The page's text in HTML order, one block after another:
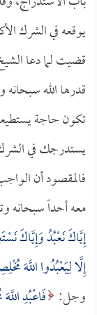
يوقعه في الشرك
قضيت لما دعا
قدرها الله
تكون حاجة
يستدرجك في
فالمقصود أن
معه أحداً سبحانه
إِيَّاكَ نَعْبُدُ وَإِيَّاكَ
إِلَّا لِيَعْبُدُوا اللَّهَ
وجل: فَاعْبُدِ